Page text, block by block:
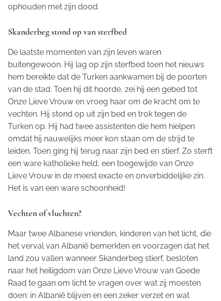
ophouden met zijn dood.
Skanderbeg stond op van sterfbed
De laatste momenten van zijn leven waren
buitengewoon. Hij lag op zijn sterfbed toen het nieuws
hem bereikte dat de Turken aankwamen bij de poorten
van de stad. Toen hij dit hoorde, zei hij een gebed tot
Onze Lieve Vrouw en vroeg haar om de kracht om te
vechten. Hij stond op uit zijn bed en trok tegen de
Turken op. Hij had twee assistenten die hem hielpen
omdat hij nauwelijks meer kon staan om de strijd te
leiden. Toen ging hij terug naar zijn bed en stierf. Zo sterft
een ware katholieke held, een toegewijde van Onze
Lieve Vrouw in de meest exacte en onverbiddelijke zin.
Het is van een ware schoonheid!
Vechten of vluchten?
Maar twee Albanese vrienden, kinderen van het licht, die
het verval van Albanië bemerkten en voorzagen dat het
land zou vallen wanneer Skanderbeg stierf, besloten
naar het heiligdom van Onze Lieve Vrouw van Goede
Raad te gaan om licht te vragen over wat zij moesten
doen: in Albanië blijven en een zeker verzet en wat